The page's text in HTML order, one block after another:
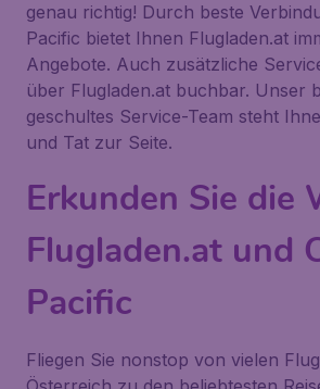
genau richtig! Durch beste
Pacific bietet Ihnen Flugladen.at
Angebote. Auch zusätzliche
über Flugladen.at buchbar. Unser
geschultes Service-Team steht
und Tat zur Seite.
Erkunden Sie die
Flugladen.at und
Pacific
Fliegen Sie nonstop von vielen